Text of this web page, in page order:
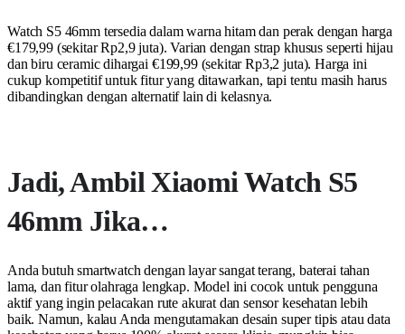
Watch S5 46mm tersedia dalam warna hitam dan perak dengan harga
€179,99 (sekitar Rp2,9 juta). Varian dengan strap khusus seperti hijau
dan biru ceramic dihargai €199,99 (sekitar Rp3,2 juta). Harga ini
cukup kompetitif untuk fitur yang ditawarkan, tapi tentu masih harus
dibandingkan dengan alternatif lain di kelasnya.
Jadi, Ambil Xiaomi Watch S5
46mm Jika…
Anda butuh smartwatch dengan layar sangat terang, baterai tahan
lama, dan fitur olahraga lengkap. Model ini cocok untuk pengguna
aktif yang ingin pelacakan rute akurat dan sensor kesehatan lebih
baik. Namun, kalau Anda mengutamakan desain super tipis atau data